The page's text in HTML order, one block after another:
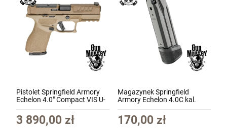
Pistolet Springfield Armory
Echelon 4.0" Compact VIS U-
Notch Tryt kal. 9x19 kol. FDE
(EC9409F-U)
3 890,00 zł
Magazynek Springfield
Armory Echelon 4.0C kal.
9x19 18 nabojowy kol. czarny
(HS-EC6018)
170,00 zł